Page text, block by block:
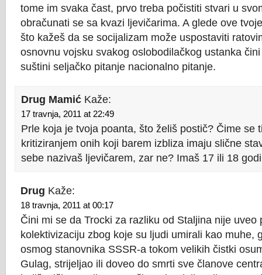
tome im svaka čast, prvo treba počistiti stvari u
obračunati se sa kvazi ljevičarima. A glede ove
što kažeš da se socijalizam može uspostaviti
osnovnu vojsku svakog oslobodilačkog ustanka
suštini seljačko pitanje nacionalno pitanje.
Drug Mamić Kaže:
17 travnja, 2011 at 22:49
Prle koja je tvoja poanta, što želiš postič? Čime se
kritiziranjem onih koji barem izbliza imaju slične
sebe nazivaš ljevičarem, zar ne? Imaš 17 ili 18
Drug Kaže:
18 travnja, 2011 at 00:17
Čini mi se da Trocki za razliku od Staljina nije uveo
kolektivizaciju zbog koje su ljudi umirali kao muhe,
osmog stanovnika SSSR-a tokom velikih čistki
Gulag, strijeljao ili doveo do smrti sve članove